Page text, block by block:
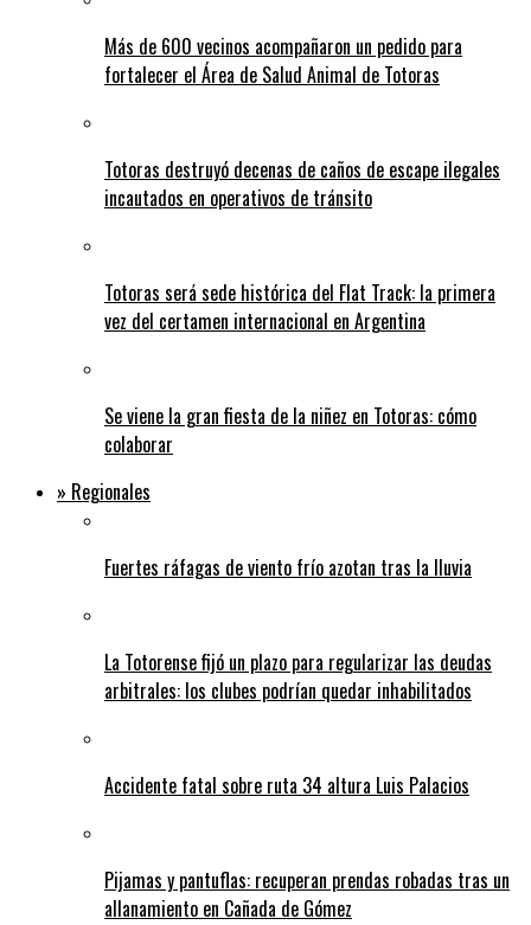
Más de 600 vecinos acompañaron un pedido para
fortalecer el Área de Salud Animal de Totoras
Totoras destruyó decenas de caños de escape ilegales
incautados en operativos de tránsito
Totoras será sede histórica del Flat Track: la primera
vez del certamen internacional en Argentina
Se viene la gran fiesta de la niñez en Totoras: cómo
colaborar
» Regionales
Fuertes ráfagas de viento frío azotan tras la lluvia
La Totorense fijó un plazo para regularizar las deudas
arbitrales: los clubes podrían quedar inhabilitados
Accidente fatal sobre ruta 34 altura Luis Palacios
Pijamas y pantuflas: recuperan prendas robadas tras un
allanamiento en Cañada de Gómez